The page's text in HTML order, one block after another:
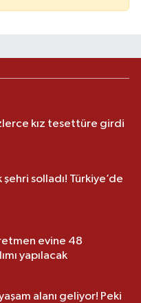
kız tesettüre girdi
solladı! Türkiye’de
evine 48
yapılacak
alanı geliyor! Peki